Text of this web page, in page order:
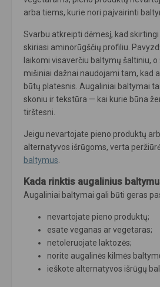
arba tiems, kurie nori paįvairinti
Svarbu atkreipti dėmesį, kad
skiriasi aminorūgščių profiliu.
laikomi visaverčiu baltymų šaltiniu,
mišiniai dažnai naudojami tam, kad
būtų platesnis. Augaliniai baltymai
skoniu ir tekstūra — kai kurie būna
tirštesni.
Jeigu nevartojate pieno produktų
alternatyvos išrūgoms, verta
baltymus
Kada rinktis augalinius
Augaliniai baltymai gali būti geras
nevartojate pieno produktų;
esate veganas ar vegetaras;
netoleruojate laktozės;
norite augalinės kilmės
ieškote alternatyvos išrūgų